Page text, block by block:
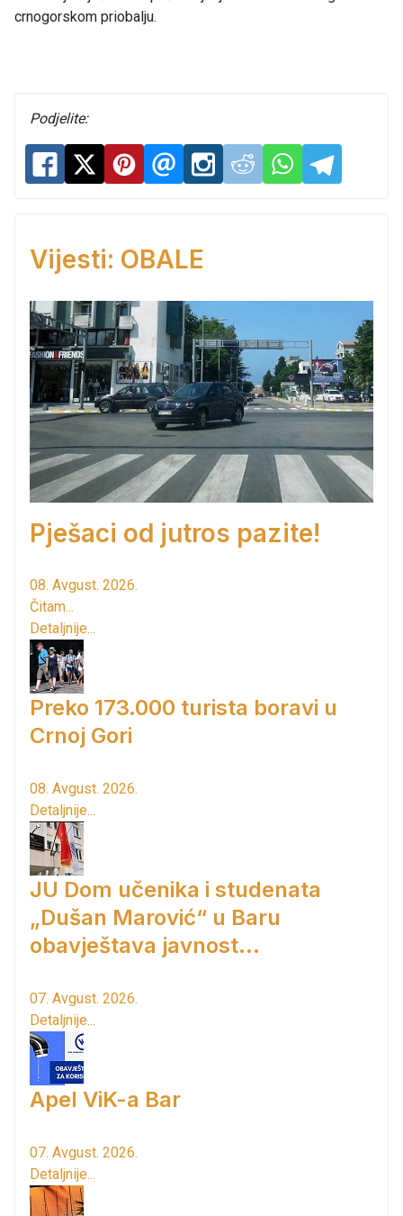
crnogorskom priobalju.
Podjelite:
Vijesti: OBALE
Pješaci od jutros pazite!
08. Avgust. 2026.
Čitam...
Detaljnije...
Preko 173.000 turista boravi u
Crnoj Gori
08. Avgust. 2026.
Detaljnije...
JU Dom učenika i studenata
„Dušan Marović“ u Baru
obavještava javnost...
07. Avgust. 2026.
Detaljnije...
Apel ViK-a Bar
07. Avgust. 2026.
Detaljnije...